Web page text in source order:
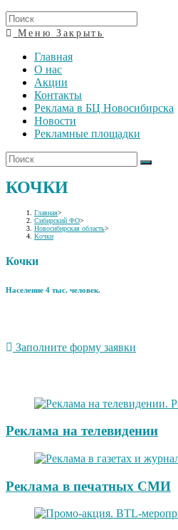
Меню Закрыть
Главная
О нас
Акции
Контакты
Реклама в БЦ Новосибирска
Новости
Рекламные площадки
КОЧКИ
Главная>
Сибирский ФО>
Новосибирская область>
Кочки
Кочки
Население 4 тыс. человек.
Заполните форму заявки
Реклама на телевидении
Реклама в печатных СМИ